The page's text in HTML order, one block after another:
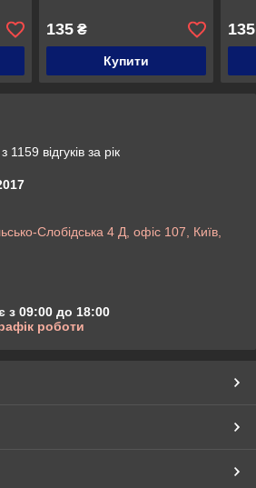
135₴
Купити
135
відгуків за рік
Слобідська 4 Д, офіс 107, Київ,
з 09:00 до 18:00
роботи